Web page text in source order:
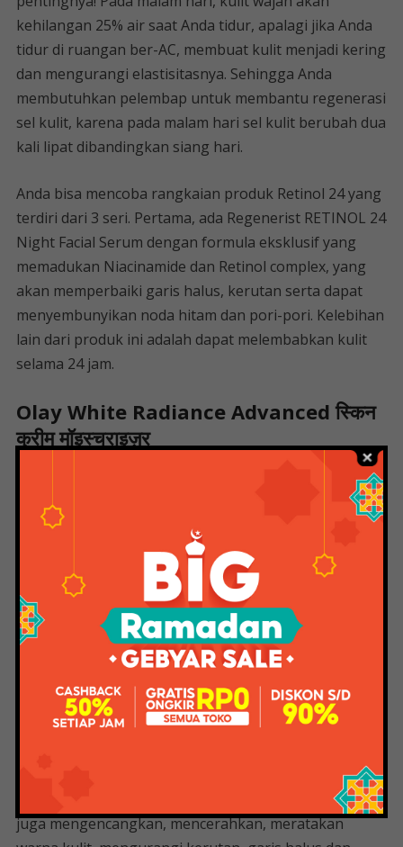
kehilangan 25% air saat Anda tidur, apalagi jika Anda
tidur di ruangan ber-AC, membuat kulit menjadi kering
dan mengurangi elastisitasnya. Sehingga Anda
membutuhkan pelembap untuk membantu regenerasi
sel kulit, karena pada malam hari sel kulit berubah dua
kali lipat dibandingkan siang hari.
Anda bisa mencoba rangkaian produk Retinol 24 yang
terdiri dari 3 seri. Pertama, ada Regenerist RETINOL 24
Night Facial Serum dengan formula eksklusif yang
memadukan Niacinamide dan Retinol complex, yang
akan memperbaiki garis halus, kerutan serta dapat
menyembunyikan noda hitam dan pori-pori. Kelebihan
lain dari produk ini adalah dapat melembabkan kulit
selama 24 jam.
Olay White Radiance Advanced स्किन
क्रीम मॉइस्चराइज़र
untuk melembabkan kulit hingga 24 jam dengan
berbagai manfaat antara lain meminimalkan garis
halus, kerutan, pori-pori serta meningkatkan
kecerahan dan kelembutan wajah. Pelembab ini dapat
menyerap dengan cepat dan meresap ke lapisan kulit
terdalam. Setiap pagi Anda akan bangun dengan kulit
yang lebih elastis, bercahaya dan tampak lebih muda.
Seri terakhir yang tak kalah bermanfaat adalah Retinol
24 Night Eye Cream with Vit E yang berfungsi sebagai
melembabkan kulit sekitar mata selama 24 jam. Dapat
juga mengencangkan, mencerahkan, meratakan